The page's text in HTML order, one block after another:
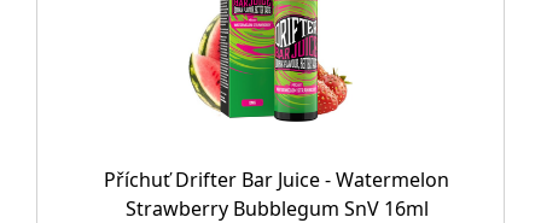
Příchuť Drifter Bar Juice - Watermelon
Strawberry Bubblegum SnV 16ml